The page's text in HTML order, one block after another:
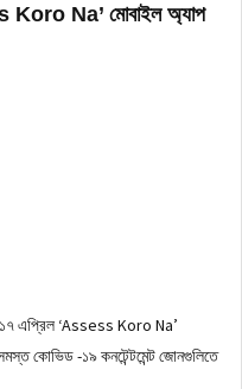
Koro Na’ মোবাইল অ্যাপ
১৭ এপ্রিল ‘Assess Koro Na’
কোভিড -১৯ কনটেন্টমেন্ট জোনগুলিতে